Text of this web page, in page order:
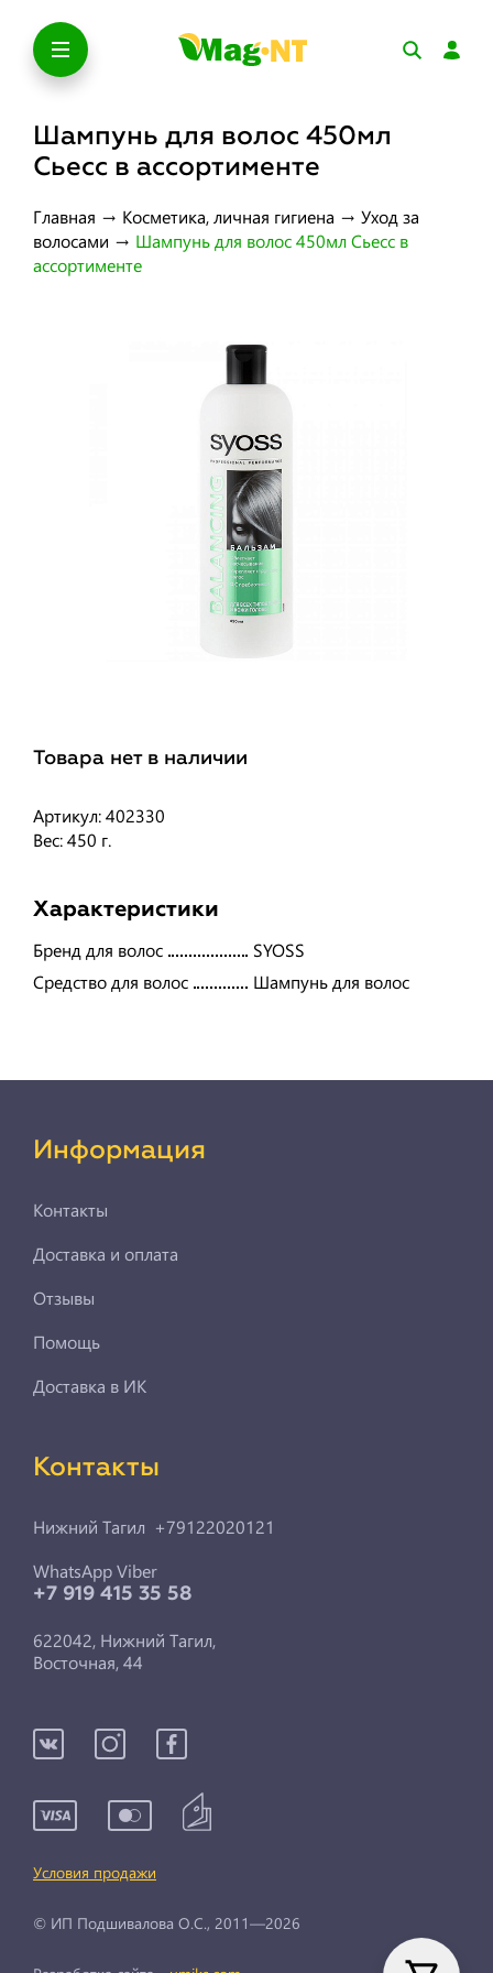
Шампунь для волос 450мл
Сьесс в ассортименте
Главная → Косметика, личная гигиена → Уход за
волосами → Шампунь для волос 450мл Сьесс в
ассортименте
Артикул: 402330
Вес: 450 г.
Товара нет в наличии
Характеристики
Бренд для волос
SYOSS
Средство для волос
Шампунь для волос
Информация
Контакты
Доставка и оплата
Отзывы
Помощь
Доставка в ИК
Контакты
Нижний Тагил +79122020121
WhatsApp Viber
+7 919 415 35 58
622042, Нижний Тагил,
Восточная, 44
© ИП Подшивалова О.С., 2011—2026
Условия продажи